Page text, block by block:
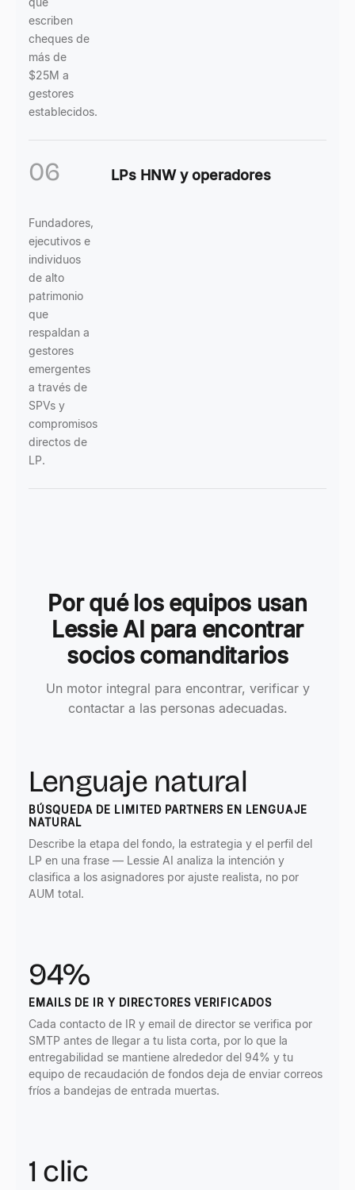
escriben
cheques de
más de
$25M a
gestores
establecidos.
06 LPs HNW y operadores
Fundadores,
ejecutivos e
individuos
de alto
patrimonio
que
respaldan a
gestores
emergentes
a través de
SPVs y
compromisos
directos de
LP.
Por qué los equipos usan
Lessie AI para encontrar
socios comanditarios
Un motor integral para encontrar, verificar y
contactar a las personas adecuadas.
Lenguaje natural
BÚSQUEDA DE LIMITED PARTNERS EN LENGUAJE
NATURAL
Describe la etapa del fondo, la estrategia y el perfil del
LP en una frase — Lessie AI analiza la intención y
clasifica a los asignadores por ajuste realista, no por
AUM total.
94%
EMAILS DE IR Y DIRECTORES VERIFICADOS
Cada contacto de IR y email de director se verifica por
SMTP antes de llegar a tu lista corta, por lo que la
entregabilidad se mantiene alrededor del 94% y tu
equipo de recaudación de fondos deja de enviar correos
fríos a bandejas de entrada muertas.
1 clic